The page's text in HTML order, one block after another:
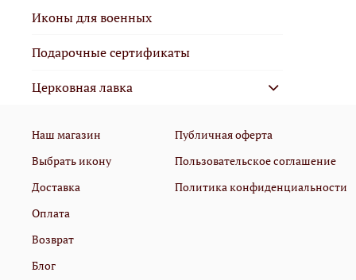
Иконы для военных
Подарочные сертификаты
Церковная лавка
Наш магазин
Выбрать икону
Доставка
Оплата
Возврат
Блог
Публичная оферта
Пользовательское соглашение
Политика конфиденциальности